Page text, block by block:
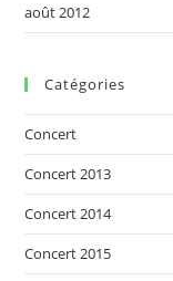
août 2012
Catégories
Concert
Concert 2013
Concert 2014
Concert 2015